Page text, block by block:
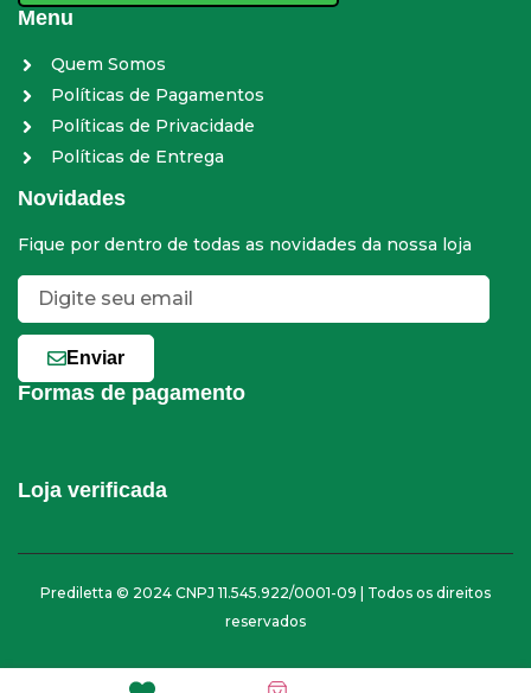
Menu
Quem Somos
Políticas de Pagamentos
Políticas de Privacidade
Políticas de Entrega
Novidades
Fique por dentro de todas as novidades da nossa loja
Enviar
Formas de pagamento
Loja verificada
Prediletta © 2024 CNPJ 11.545.922/0001-09 | Todos os direitos
reservados